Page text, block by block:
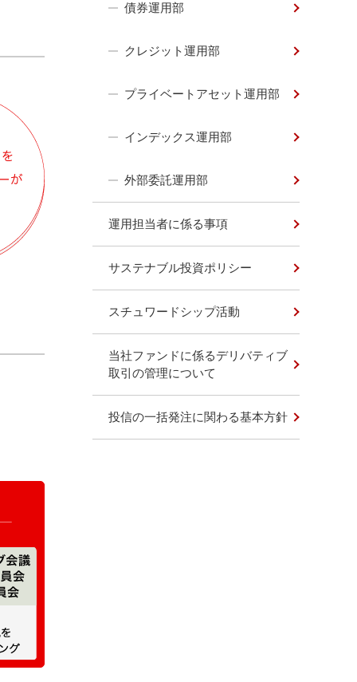
債券運用部
クレジット運用部
プライベートアセット運用部
インデックス運用部
外部委託運用部
運用担当者に係る事項
サステナブル投資ポリシー
スチュワードシップ活動
当社ファンドに係るデリバティブ
取引の管理について
投信の一括発注に関わる基本方針